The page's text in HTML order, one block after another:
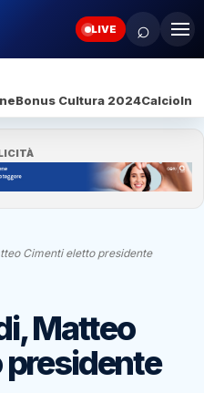
LIVE ⌕
Bonus Cultura 2024Calcio
Cimenti eletto presidente
Matteo
presidente